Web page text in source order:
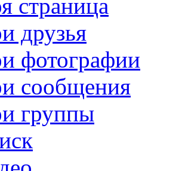
страница
друзья
фотографии
сообщения
группы